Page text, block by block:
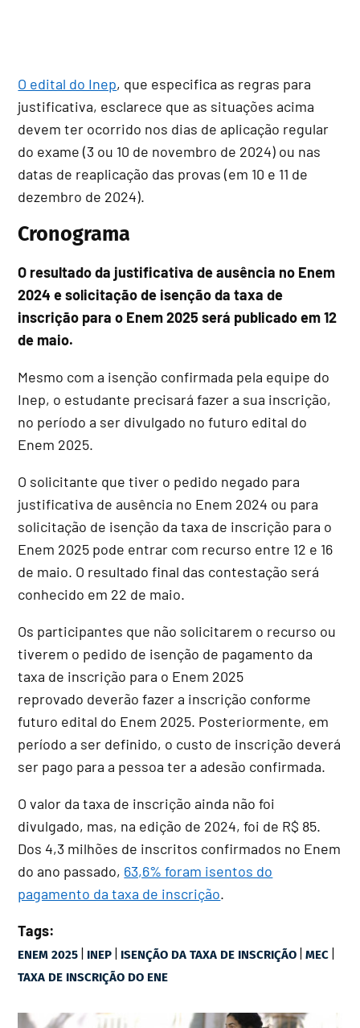
O edital do Inep, que especifica as regras para
justificativa, esclarece que as situações acima
devem ter ocorrido nos dias de aplicação regular
do exame (3 ou 10 de novembro de 2024) ou nas
datas de reaplicação das provas (em 10 e 11 de
dezembro de 2024).
Cronograma
O resultado da justificativa de ausência no Enem
2024 e solicitação de isenção da taxa de
inscrição para o Enem 2025 será publicado em 12
de maio.
Mesmo com a isenção confirmada pela equipe do
Inep, o estudante precisará fazer a sua inscrição,
no período a ser divulgado no futuro edital do
Enem 2025.
O solicitante que tiver o pedido negado para
justificativa de ausência no Enem 2024 ou para
solicitação de isenção da taxa de inscrição para o
Enem 2025 pode entrar com recurso entre 12 e 16
de maio. O resultado final das contestação será
conhecido em 22 de maio.
Os participantes que não solicitarem o recurso ou
tiverem o pedido de isenção de pagamento da
taxa de inscrição para o Enem 2025
reprovado deverão fazer a inscrição conforme
futuro edital do Enem 2025. Posteriormente, em
período a ser definido, o custo de inscrição deverá
ser pago para a pessoa ter a adesão confirmada.
O valor da taxa de inscrição ainda não foi
divulgado, mas, na edição de 2024, foi de R$ 85.
Dos 4,3 milhões de inscritos confirmados no Enem
do ano passado, 63,6% foram isentos do
pagamento da taxa de inscrição.
Tags:
ENEM 2025 | INEP | ISENÇÃO DA TAXA DE INSCRIÇÃO |MEC |
TAXA DE INSCRIÇÃO DO ENE